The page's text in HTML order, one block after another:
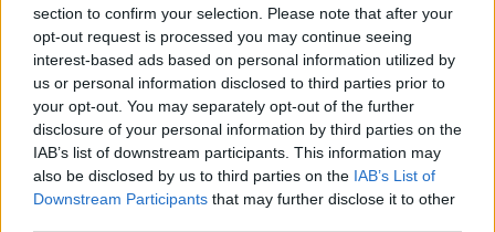
section to confirm your selection. Please note that after your
opt-out request is processed you may continue seeing
interest-based ads based on personal information utilized by
us or personal information disclosed to third parties prior to
your opt-out. You may separately opt-out of the further
disclosure of your personal information by third parties on the
IAB’s list of downstream participants. This information may
also be disclosed by us to third parties on the IAB’s List of
Downstream Participants that may further disclose it to other